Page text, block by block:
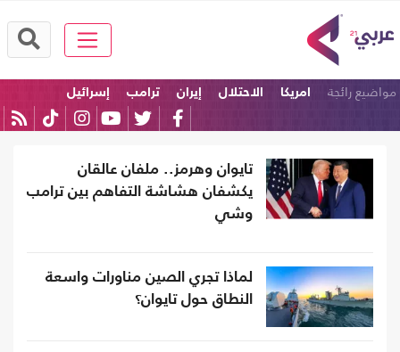
مواضيع رائجة امريكا الاحتلال إيران ترامب
إسرائيل
تايوان وهرمز.. ملفان عالقان
يكشفان هشاشة التفاهم بين ترامب
وشي
لماذا تجري الصين مناورات واسعة
النطاق حول تايوان؟